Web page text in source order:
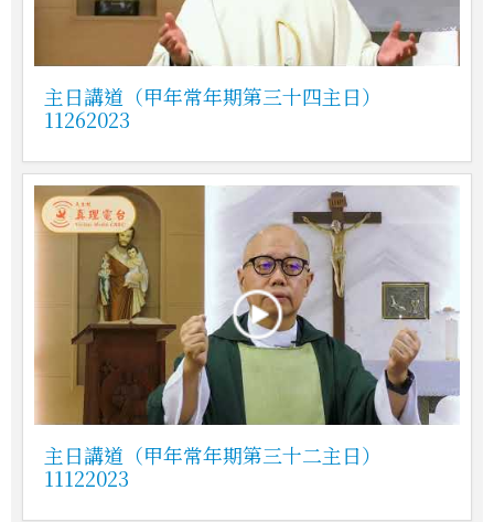
主日講道（甲年常年期第三十四主日）
11262023
主日講道（甲年常年期第三十二主日）
11122023